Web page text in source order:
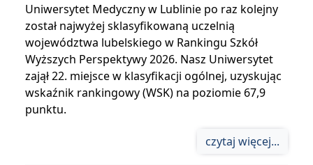
Uniwersytet Medyczny w Lublinie po raz kolejny
został najwyżej sklasyfikowaną uczelnią
województwa lubelskiego w Rankingu Szkół
Wyższych Perspektywy 2026. Nasz Uniwersytet
zajął 22. miejsce w klasyfikacji ogólnej, uzyskując
wskaźnik rankingowy (WSK) na poziomie 67,9
punktu.
czytaj więcej...